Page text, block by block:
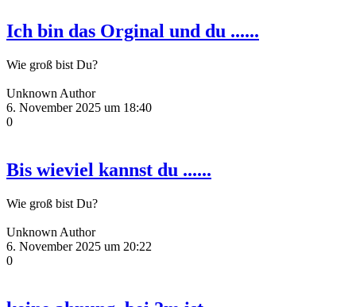
Ich bin das Orginal und du ......
Wie groß bist Du?
Unknown Author
6. November 2025 um 18:40
0
Bis wieviel kannst du ......
Wie groß bist Du?
Unknown Author
6. November 2025 um 20:22
0